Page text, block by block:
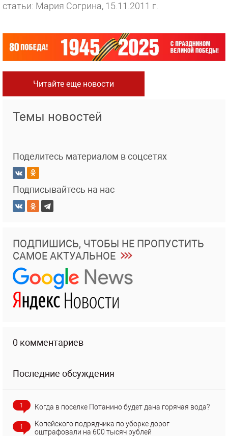
статьи: Мария Согрина, 15.11.2011 г.
Читайте еще новости
Темы новостей
Поделитесь материалом в соцсетях
Подписывайтесь на нас
ПОДПИШИСЬ, ЧТОБЫ НЕ ПРОПУСТИТЬ
САМОЕ АКТУАЛЬНОЕ
0 комментариев
Последние обсуждения
1 Когда в поселке Потанино будет дана горячая вода?
1
Копейского подрядчика по уборке дорог
оштрафовали на 600 тысяч рублей